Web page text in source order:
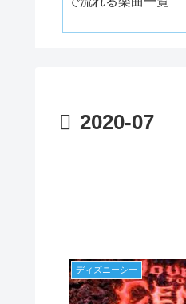
2020-07
ディズニーシー